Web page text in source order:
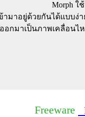
Morph ใ
ามาอยู่ด้วยกันได้แบบง่
กมาเป็นภาพเคลื่อนไ
Freeware